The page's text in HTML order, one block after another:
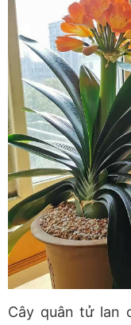
Cây quân tử lan